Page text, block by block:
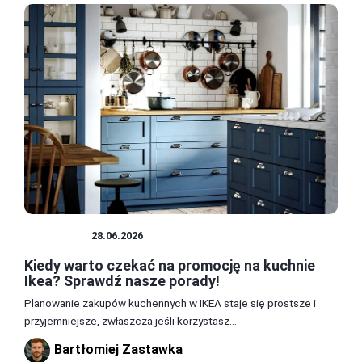
28.06.2026
Kiedy warto czekać na promocję na kuchnie
Ikea? Sprawdź nasze porady!
Planowanie zakupów kuchennych w IKEA staje się prostsze i
przyjemniejsze, zwłaszcza jeśli korzystasz...
Bartłomiej Zastawka